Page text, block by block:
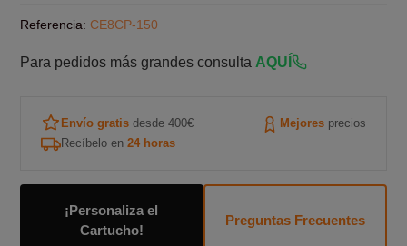
Referencia: CE8CP-150
Para pedidos más grandes consulta AQUÍ
Envío gratisdesde 400€ Mejores precios
Recíbelo en 24 horas
¡Personaliza el
Cartucho!
Preguntas Frecuentes